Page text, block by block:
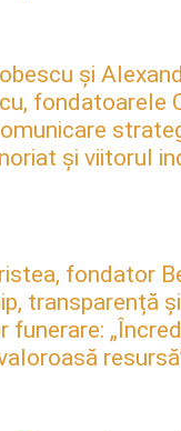
și
fondatoarele
și viitorul
fondator
transparență
funerare: